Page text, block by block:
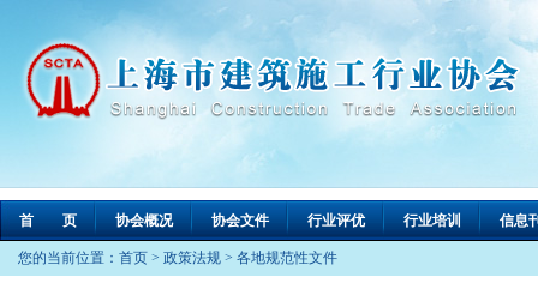
首 页 协会概况 协会文件 行业评优 行业培训 信息
您的当前位置： 首页 > 政策法规 > 各地规范性文件